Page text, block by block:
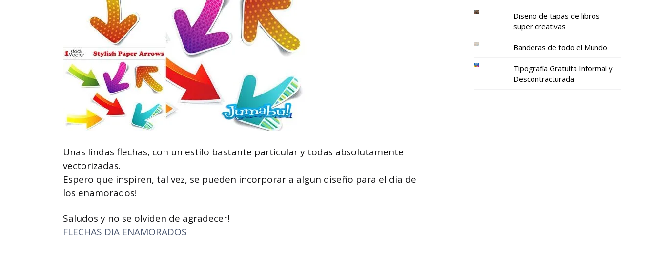
Unas lindas flechas, con un estilo bastante particular y todas absolutamente
vectorizadas.
Espero que inspiren, tal vez, se pueden incorporar a algun diseño para el dia de
los enamorados!
Saludos y no se olviden de agradecer!
FLECHAS DIA ENAMORADOS
Diseño de tapas de libros
super creativas
Banderas de todo el Mundo
Tipografía Gratuita Informal y
Descontracturada